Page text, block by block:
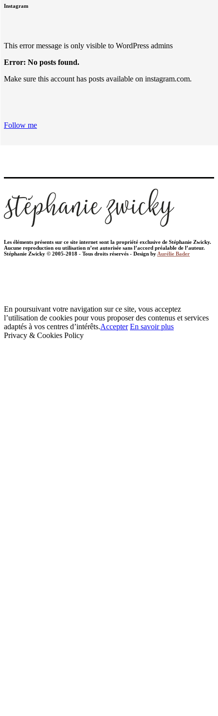
Instagram
This error message is only visible to WordPress admins
Error: No posts found.
Make sure this account has posts available on instagram.com.
Follow me
Les éléments présents sur ce site internet sont la propriété exclusive de Stéphanie Zwicky.
Aucune reproduction ou utilisation n’est autorisée sans l’accord préalable de l’auteur.
Stéphanie Zwicky © 2005-2018 - Tous droits réservés - Design by Aurélie Bader
En poursuivant votre navigation sur ce site, vous acceptez
l’utilisation de cookies pour vous proposer des contenus et services
adaptés à vos centres d’intérêts.Accepter En savoir plus
Privacy & Cookies Policy